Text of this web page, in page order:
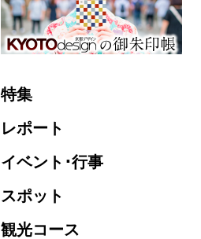
特集
レポート
イベント･行事
スポット
観光コース